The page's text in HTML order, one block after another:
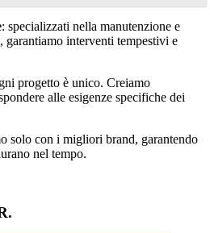
: specializzati nella manutenzione e
interventi tempestivi e
progetto è unico. Creiamo
alle esigenze specifiche dei
solo con i migliori brand, garantendo
nel tempo.